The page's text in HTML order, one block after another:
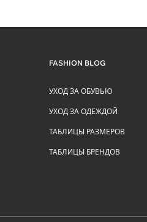
FASHION BLOG
УХОД ЗА ОБУВЬЮ
УХОД ЗА ОДЕЖДОЙ
ТАБЛИЦЫ РАЗМЕРОВ
ТАБЛИЦЫ БРЕНДОВ